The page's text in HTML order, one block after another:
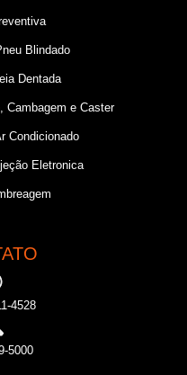
Blindado
Dentada
Cambagem e Caster
Condicionado
Eletronica
4528
5000